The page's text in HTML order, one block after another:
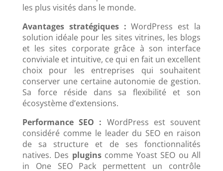
les plus visités dans le monde.
Avantages stratégiques : WordPress est la
solution idéale pour les sites vitrines, les blogs
et les sites corporate grâce à son interface
conviviale et intuitive, ce qui en fait un excellent
choix pour les entreprises qui souhaitent
conserver une certaine autonomie de gestion.
Sa force réside dans sa flexibilité et son
écosystème d’extensions.
Performance SEO : WordPress est souvent
considéré comme le leader du SEO en raison
de sa structure et de ses fonctionnalités
natives. Des pluginscomme Yoast SEO ou All
in One SEO Pack permettent un contrôle